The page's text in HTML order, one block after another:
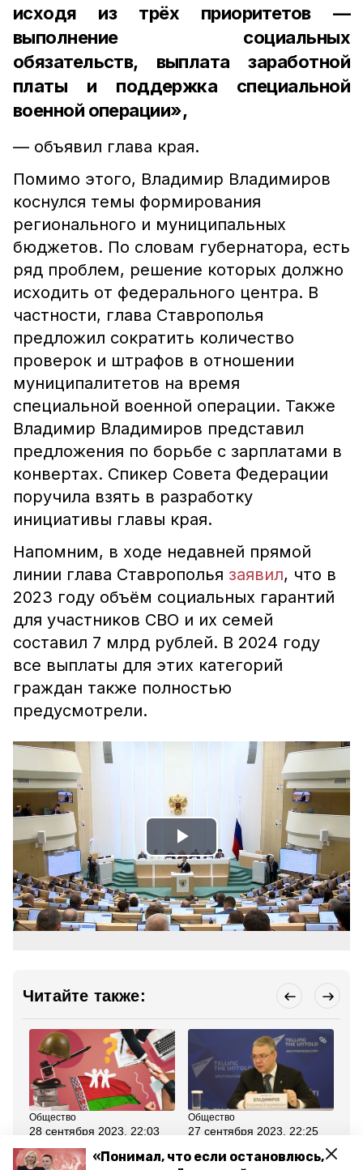
«Понимал, что если остановлюсь,
исходя из трёх приоритетов —
выполнение социальных
обязательств, выплата заработной
платы и поддержка специальной
военной операции»,
— объявил глава края.
Помимо этого, Владимир Владимиров
коснулся темы формирования
регионального и муниципальных
бюджетов. По словам губернатора, есть
ряд проблем, решение которых должно
исходить от федерального центра. В
частности, глава Ставрополья
предложил сократить количество
проверок и штрафов в отношении
муниципалитетов на время
специальной военной операции. Также
Владимир Владимиров представил
предложения по борьбе с зарплатами в
конвертах. Спикер Совета Федерации
поручила взять в разработку
инициативы главы края.
Напомним, в ходе недавней прямой
линии глава Ставрополья заявил, что в
2023 году объём социальных гарантий
для участников СВО и их семей
составил 7 млрд рублей. В 2024 году
все выплаты для этих категорий
граждан также полностью
предусмотрели.
Play
Video
Читайте также:
Общество
28 сентября 2023, 22:03
Новая награда и бюджет
на 2024 год: о чём
Общество
27 сентября 2023, 22:25
назвал поддержку СВО